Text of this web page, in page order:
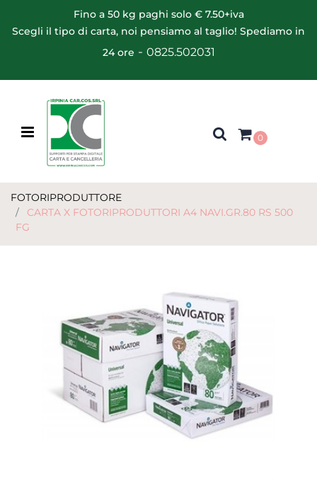
Fino a 50 kg paghi solo € 7.50+iva
Scegli il tipo di carta, noi pensiamo al taglio! Spediamo in
24 ore - 0825.502031
Open menu
0
FOTORIPRODUTTORE
CARTA X FOTORIPRODUTTORI A4 NAVI.GR.80 RS 500
FG